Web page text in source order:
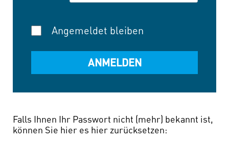
Angemeldet bleiben
Falls Ihnen Ihr Passwort nicht (mehr) bekannt ist,
können Sie hier es hier zurücksetzen: